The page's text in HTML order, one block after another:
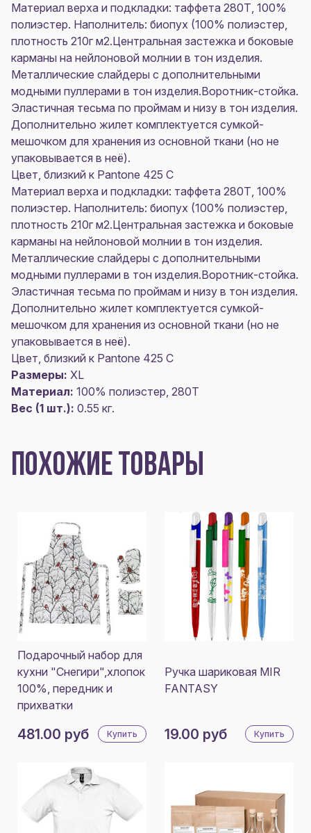
Материал верха и подкладки: таффета 280Т, 100%
полиэстер. Наполнитель: биопух (100% полиэстер,
плотность 210г м2.Центральная застежка и боковые
карманы на нейлоновой молнии в тон изделия.
Металлические слайдеры с дополнительными
модными пуллерами в тон изделия.Воротник-стойка.
Эластичная тесьма по проймам и низу в тон изделия.
Дополнительно жилет комплектуется сумкой-
мешочком для хранения из основной ткани (но не
упаковывается в неё).
Цвет, близкий к Pantone 425 C
Материал верха и подкладки: таффета 280Т, 100%
полиэстер. Наполнитель: биопух (100% полиэстер,
плотность 210г м2.Центральная застежка и боковые
карманы на нейлоновой молнии в тон изделия.
Металлические слайдеры с дополнительными
модными пуллерами в тон изделия.Воротник-стойка.
Эластичная тесьма по проймам и низу в тон изделия.
Дополнительно жилет комплектуется сумкой-
мешочком для хранения из основной ткани (но не
упаковывается в неё).
Цвет, близкий к Pantone 425 C
Размеры: XL
Материал: 100% полиэстер, 280Т
Вес (1 шт.): 0.55 кг.
ПОХОЖИЕ ТОВАРЫ
Подарочный набор для
кухни "Снегири",хлопок
100%, передник и
прихватки
481.00 руб Купить
Ручка шариковая MIR
FANTASY
19.00 руб Купить